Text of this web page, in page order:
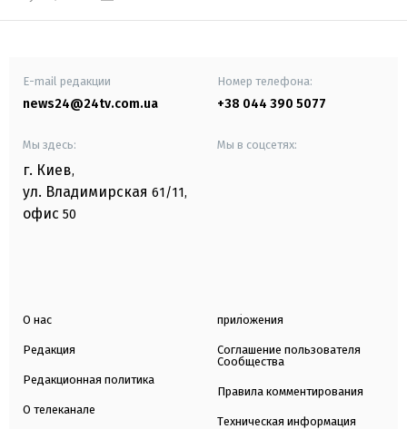
E-mail редакции
news24@24tv.com.ua
Номер телефона:
+38 044 390 5077
Мы здесь:
г. Киев,
ул. Владимирская 61/11,
офис 50
Мы в соцсетях:
О нас
Редакция
Редакционная политика
О телеканале
приложения
Соглашение пользователя
Сообщества
Правила комментирования
Техническая информация